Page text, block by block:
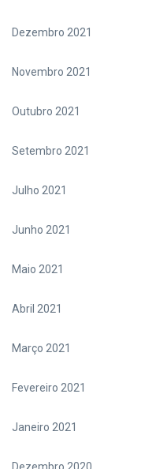
Dezembro 2021
Novembro 2021
Outubro 2021
Setembro 2021
Julho 2021
Junho 2021
Maio 2021
Abril 2021
Março 2021
Fevereiro 2021
Janeiro 2021